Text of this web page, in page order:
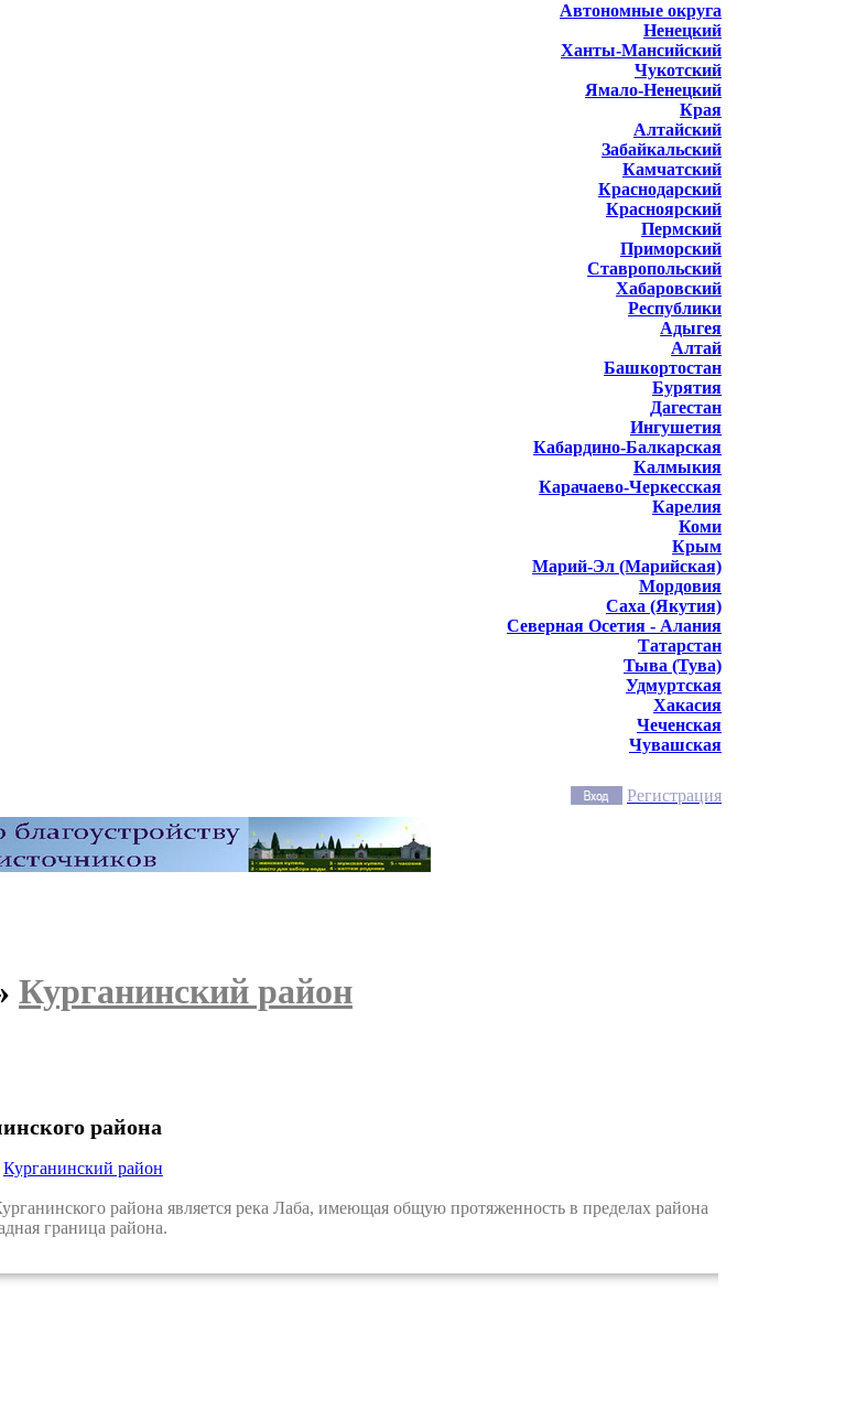
Автономные округа
Ненецкий
Ханты-Мансийский
Чукотский
Ямало-Ненецкий
Края
Алтайский
Забайкальский
Камчатский
Краснодарский
Красноярский
Пермский
Приморский
Ставропольский
Хабаровский
Республики
Адыгея
Алтай
Башкортостан
Бурятия
Дагестан
Ингушетия
Кабардино-Балкарская
Калмыкия
Карачаево-Черкесская
Карелия
Коми
Крым
Марий-Эл (Марийская)
Мордовия
Саха (Якутия)
Северная Осетия - Алания
Татарстан
Тыва (Тува)
Удмуртская
Хакасия
Чеченская
Чувашская
Регистрация
Курганинский район
района
Курганинский район
района является река Лаба, имеющая общую протяженность в пределах района
граница района.